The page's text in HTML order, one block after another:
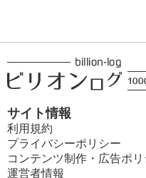
サイト情報
利用規約
プライバシーポリシー
コンテンツ制作・広告ポリ
運営者情報